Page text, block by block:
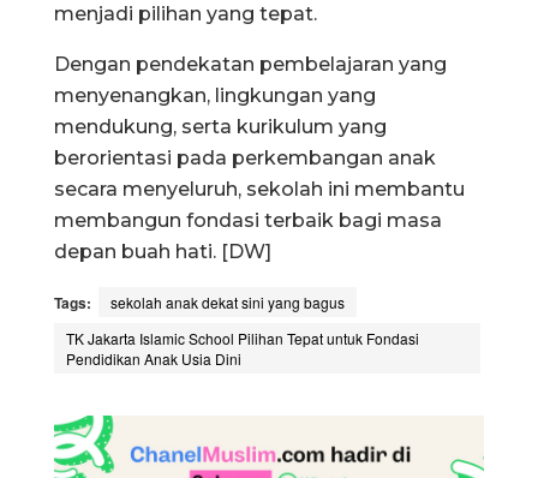
menjadi pilihan yang tepat.
Dengan pendekatan pembelajaran yang
menyenangkan, lingkungan yang
mendukung, serta kurikulum yang
berorientasi pada perkembangan anak
secara menyeluruh, sekolah ini membantu
membangun fondasi terbaik bagi masa
depan buah hati. [DW]
Tags:
sekolah anak dekat sini yang bagus
TK Jakarta Islamic School Pilihan Tepat untuk Fondasi
Pendidikan Anak Usia Dini